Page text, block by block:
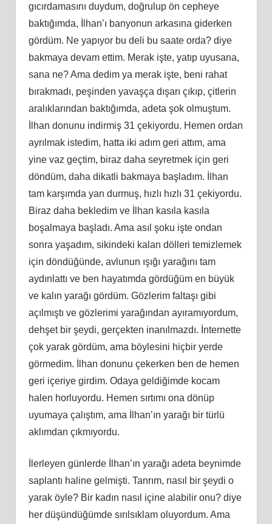
gıcırdamasını duydum, doğrulup ön cepheye
baktığımda, İlhan’ı banyonun arkasına giderken
gördüm. Ne yapıyor bu deli bu saate orda? diye
bakmaya devam ettim. Merak işte, yatıp uyusana,
sana ne? Ama dedim ya merak işte, beni rahat
bırakmadı, peşinden yavaşça dışarı çıkıp, çitlerin
aralıklarından baktığımda, adeta şok olmuştum.
İlhan donunu indirmiş 31 çekiyordu. Hemen ordan
ayrılmak istedim, hatta iki adım geri attım, ama
yine vaz geçtim, biraz daha seyretmek için geri
döndüm, daha dikatli bakmaya başladım. İlhan
tam karşımda yan durmuş, hızlı hızlı 31 çekiyordu.
Biraz daha bekledim ve İlhan kasıla kasıla
boşalmaya başladı. Ama asıl şoku işte ondan
sonra yaşadım, sikindeki kalan dölleri temizlemek
için döndüğünde, avlunun ışığı yarağını tam
aydınlattı ve ben hayatımda gördüğüm en büyük
ve kalın yarağı gördüm. Gözlerim faltaşı gibi
açılmıştı ve gözlerimi yarağından ayıramıyordum,
dehşet bir şeydi, gerçekten inanılmazdı. İnternette
çok yarak gördüm, ama böylesini hiçbir yerde
görmedim. İlhan donunu çekerken ben de hemen
geri içeriye girdim. Odaya geldiğimde kocam
halen horluyordu. Hemen sırtımı ona dönüp
uyumaya çalıştım, ama İlhan’ın yarağı bir türlü
aklımdan çıkmıyordu.
İlerleyen günlerde İlhan’ın yarağı adeta beynimde
saplantı haline gelmişti. Tanrım, nasıl bir şeydi o
yarak öyle? Bir kadın nasıl içine alabilir onu? diye
her düşündüğümde sırılsıklam oluyordum. Ama